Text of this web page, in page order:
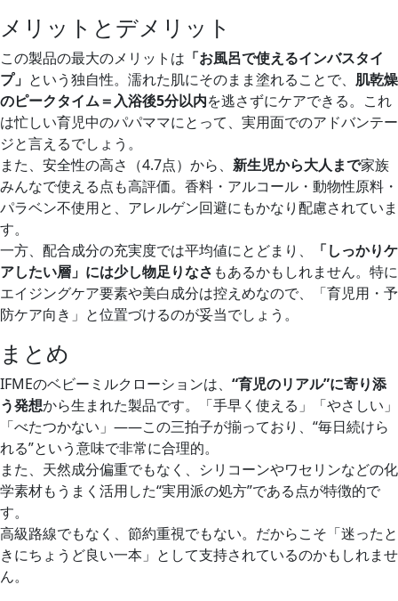
メリットとデメリット
この製品の最大のメリットは 「お風呂で使えるインバスタイ
プ」 という独自性。濡れた肌にそのまま塗れることで、 肌乾燥
のピークタイム＝入浴後5分以内を逃さずにケアできる。これ
は忙しい育児中のパパママにとって、実用面でのアドバンテー
ジと言えるでしょう。
また、安全性の高さ（4.7点）から、 新生児から大人まで家族
みんなで使える点も高評価。香料・アルコール・動物性原料・
パラベン不使用と、アレルゲン回避にもかなり配慮されていま
す。
一方、配合成分の充実度では平均値にとどまり、
「しっかりケ
アしたい層」には少し物足りなさ もあるかもしれません。特に
エイジングケア要素や美白成分は控えめなので、「育児用・予
防ケア向き」と位置づけるのが妥当でしょう。
まとめ
IFMEのベビーミルクローションは、 “育児のリアル”に寄り添
う発想から生まれた製品です。「手早く使える」「やさしい」
「べたつかない」——この三拍子が揃っており、“毎日続けら
れる”という意味で非常に合理的。
また、天然成分偏重でもなく、シリコーンやワセリンなどの化
学素材もうまく活用した“実用派の処方”である点が特徴的で
す。
高級路線でもなく、節約重視でもない。だからこそ「迷ったと
きにちょうど良い一本」として支持されているのかもしれませ
ん。